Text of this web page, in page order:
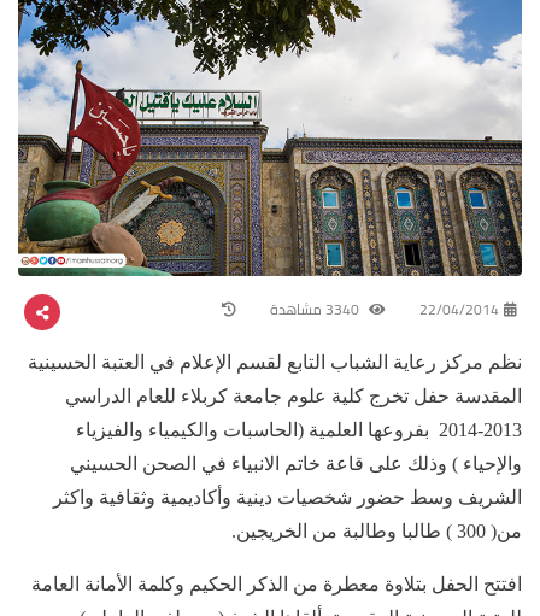
22/04/2014
نظم مركز رعاية الشباب التابع لقسم الإعلام في العتبة الحسينية
المقدسة حفل تخرج كلية علوم جامعة كربلاء للعام الدراسي
2013-2014 بفروعها العلمية (الحاسبات والكيمياء والفيزياء
والإحياء ) وذلك على قاعة خاتم الانبياء في الصحن الحسيني
الشريف وسط حضور شخصيات دينية وأكاديمية وثقافية واكثر
من( 300 ) طالبا وطالبة من الخريجين.
افتتح الحفل بتلاوة معطرة من الذكر الحكيم وكلمة الأمانة العامة